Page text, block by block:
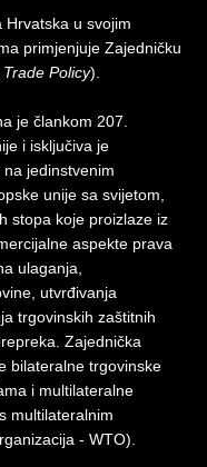
Hrvatska u svojim
primjenjuje Zajedničku
Trade Policy).
je člankom 207.
i isključiva je
jedinstvenim
unije sa svijetom,
stopa koje proizlaze iz
aspekte prava
ulaganja,
utvrđivanja
trgovinskih zaštitnih
Zajednička
bilateralne trgovinske
i multilateralne
multilateralnim
- WTO).